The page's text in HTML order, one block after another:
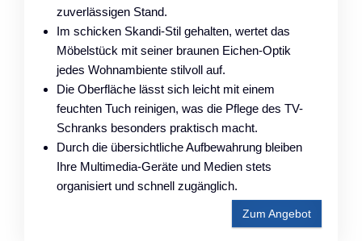
zuverlässigen Stand.
Im schicken Skandi-Stil gehalten, wertet das
Möbelstück mit seiner braunen Eichen-Optik
jedes Wohnambiente stilvoll auf.
Die Oberfläche lässt sich leicht mit einem
feuchten Tuch reinigen, was die Pflege des TV-
Schranks besonders praktisch macht.
Durch die übersichtliche Aufbewahrung bleiben
Ihre Multimedia-Geräte und Medien stets
organisiert und schnell zugänglich.
Zum Angebot